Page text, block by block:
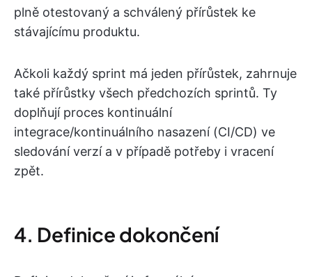
plně otestovaný a schválený přírůstek ke
stávajícímu produktu.
Ačkoli každý sprint má jeden přírůstek, zahrnuje
také přírůstky všech předchozích sprintů. Ty
doplňují proces kontinuální
integrace/kontinuálního nasazení (CI/CD) ve
sledování verzí a v případě potřeby i vracení
zpět.
4. Definice dokončení